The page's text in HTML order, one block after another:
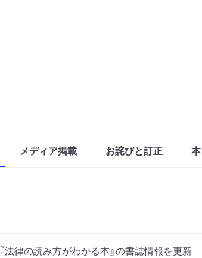
メディア掲載 お詫びと訂正
『法律の読み方がわかる本』の書誌情報を更新